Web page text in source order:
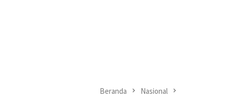
Beranda Nasional